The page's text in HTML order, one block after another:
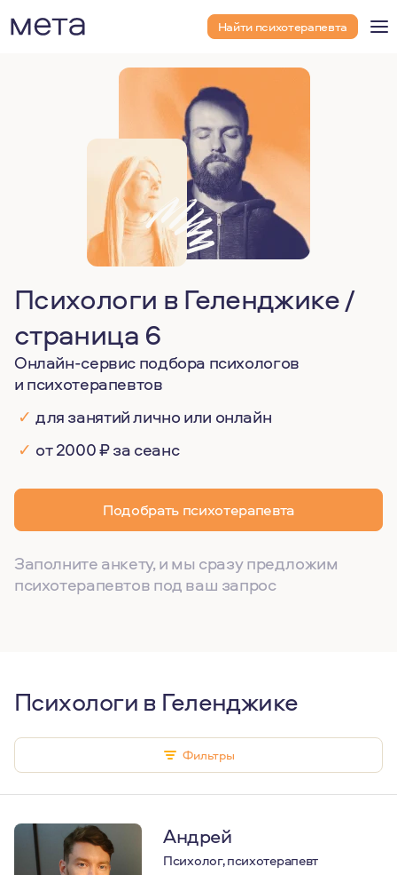
Найти психотерапевта
Психологи в Геленджике /
страница 6
Онлайн-сервис подбора психологов
и психотерапевтов
✓ для занятий лично или онлайн
✓ от 2000 ₽ за сеанс
Подобрать психотерапевта
Заполните анкету, и мы сразу предложим
психотерапевтов под ваш запрос
Психологи в Геленджике
Фильтры
Андрей
Психолог, психотерапевт